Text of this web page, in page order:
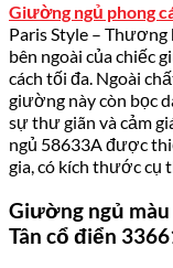
Giường ngủ phong
Paris Style –
bên ngoài của chiếc
cách tối đa. Ngoài
giường này còn bọc
sự thư giãn và cảm
ngủ 58633A được
gia, có kích thước cụ
Giường ngủ màu
Tân cổ điển